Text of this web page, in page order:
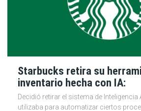
Starbucks retira su
inventario hecha con IA:
Decidió retirar el sistema de Inteligencia
utilizaba para automatizar ciertos